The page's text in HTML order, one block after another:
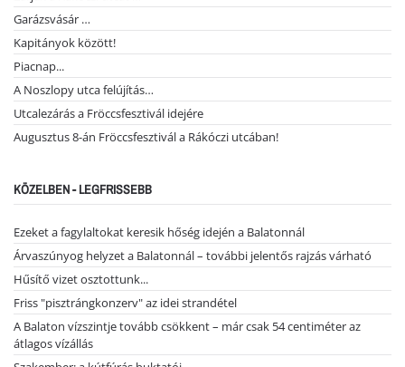
Garázsvásár …
Kapitányok között!
Piacnap...
A Noszlopy utca felújítás…
Utcalezárás a Fröccsfesztivál idejére
Augusztus 8-án Fröccsfesztivál a Rákóczi utcában!
KÖZELBEN - LEGFRISSEBB
Ezeket a fagylaltokat keresik hőség idején a Balatonnál
Árvaszúnyog helyzet a Balatonnál – további jelentős rajzás várható
Hűsítő vizet osztottunk...
Friss "pisztrángkonzerv" az idei strandétel
A Balaton vízszintje tovább csökkent – már csak 54 centiméter az
átlagos vízállás